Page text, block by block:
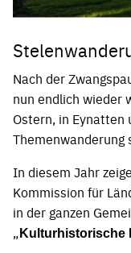
Nach der
nun endlich wieder
Ostern, in Eynatten
Themenwanderung
In diesem Jahr
Kommission für
in der ganzen
„ Kulturhistorische